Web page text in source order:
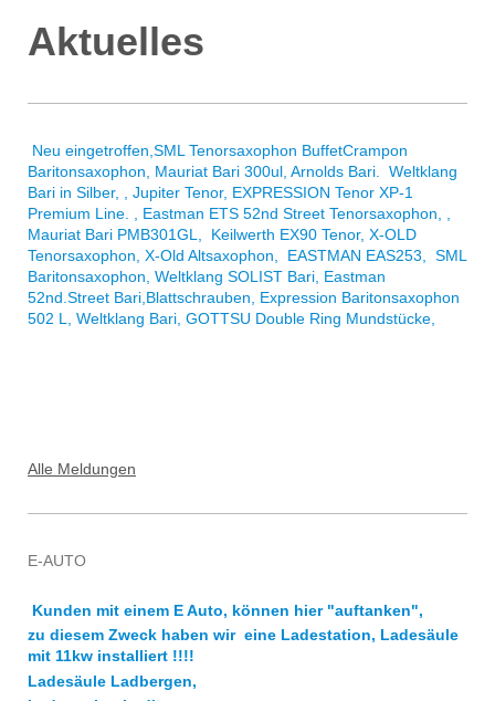
Aktuelles
Neu eingetroffen,SML Tenorsaxophon BuffetCrampon
Baritonsaxophon, Mauriat Bari 300ul, Arnolds Bari. Weltklang
Bari in Silber, , Jupiter Tenor, EXPRESSION Tenor XP-1
Premium Line. , Eastman ETS 52nd Street Tenorsaxophon, ,
Mauriat Bari PMB301GL, Keilwerth EX90 Tenor, X-OLD
Tenorsaxophon, X-Old Altsaxophon, EASTMAN EAS253, SML
Baritonsaxophon, Weltklang SOLIST Bari, Eastman
52nd.Street Bari,Blattschrauben, Expression Baritonsaxophon
502 L, Weltklang Bari, GOTTSU Double Ring Mundstücke,
Alle Meldungen
E-AUTO
Kunden mit einem E Auto, können hier "auftanken",
zu diesem Zweck haben wir eine Ladestation, Ladesäule
mit 11kw installiert !!!!
Ladesäule Ladbergen,